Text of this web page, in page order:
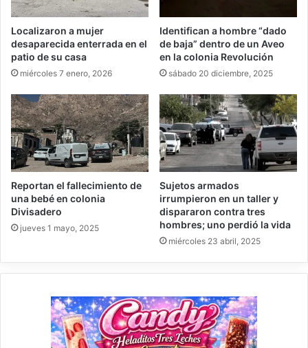
Localizaron a mujer
desaparecida enterrada en el
patio de su casa
miércoles 7 enero, 2026
Identifican a hombre “dado
de baja” dentro de un Aveo
en la colonia Revolución
sábado 20 diciembre, 2025
Reportan el fallecimiento de
una bebé en colonia
Divisadero
jueves 1 mayo, 2025
Sujetos armados
irrumpieron en un taller y
dispararon contra tres
hombres; uno perdió la vida
miércoles 23 abril, 2025